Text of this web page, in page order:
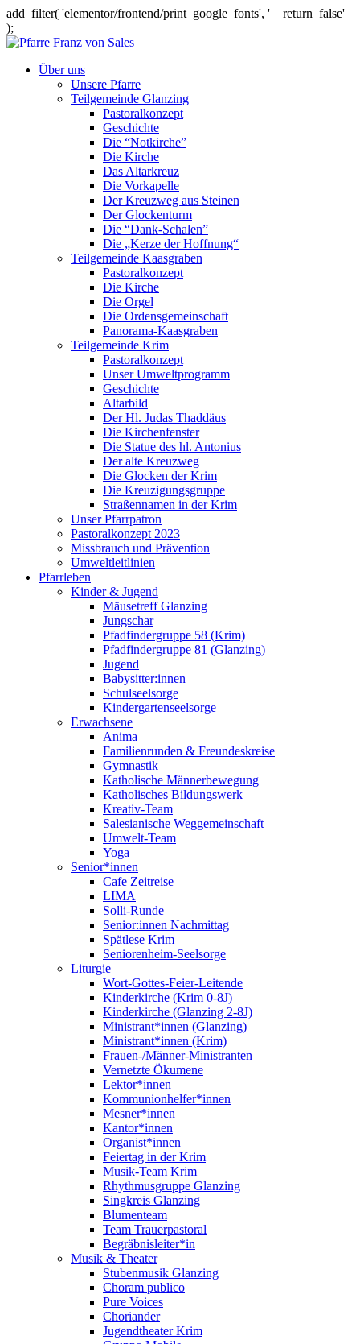
add_filter( 'elementor/frontend/print_google_fonts', '__return_false'
);
Über uns
Unsere Pfarre
Teilgemeinde Glanzing
Pastoralkonzept
Geschichte
Die “Notkirche”
Die Kirche
Das Altarkreuz
Die Vorkapelle
Der Kreuzweg aus Steinen
Der Glockenturm
Die “Dank-Schalen”
Die „Kerze der Hoffnung“
Teilgemeinde Kaasgraben
Pastoralkonzept
Die Kirche
Die Orgel
Die Ordensgemeinschaft
Panorama-Kaasgraben
Teilgemeinde Krim
Pastoralkonzept
Unser Umweltprogramm
Geschichte
Altarbild
Der Hl. Judas Thaddäus
Die Kirchenfenster
Die Statue des hl. Antonius
Der alte Kreuzweg
Die Glocken der Krim
Die Kreuzigungsgruppe
Straßennamen in der Krim
Unser Pfarrpatron
Pastoralkonzept 2023
Missbrauch und Prävention
Umweltleitlinien
Pfarrleben
Kinder & Jugend
Mäusetreff Glanzing
Jungschar
Pfadfindergruppe 58 (Krim)
Pfadfindergruppe 81 (Glanzing)
Jugend
Babysitter:innen
Schulseelsorge
Kindergartenseelsorge
Erwachsene
Anima
Familienrunden & Freundeskreise
Gymnastik
Katholische Männerbewegung
Katholisches Bildungswerk
Kreativ-Team
Salesianische Weggemeinschaft
Umwelt-Team
Yoga
Senior*innen
Cafe Zeitreise
LIMA
Solli-Runde
Senior:innen Nachmittag
Spätlese Krim
Seniorenheim-Seelsorge
Liturgie
Wort-Gottes-Feier-Leitende
Kinderkirche (Krim 0-8J)
Kinderkirche (Glanzing 2-8J)
Ministrant*innen (Glanzing)
Ministrant*innen (Krim)
Frauen-/Männer-Ministranten
Vernetzte Ökumene
Lektor*innen
Kommunionhelfer*innen
Mesner*innen
Kantor*innen
Organist*innen
Feiertag in der Krim
Musik-Team Krim
Rhythmusgruppe Glanzing
Singkreis Glanzing
Blumenteam
Team Trauerpastoral
Begräbnisleiter*in
Musik & Theater
Stubenmusik Glanzing
Choram publico
Pure Voices
Choriander
Jugendtheater Krim